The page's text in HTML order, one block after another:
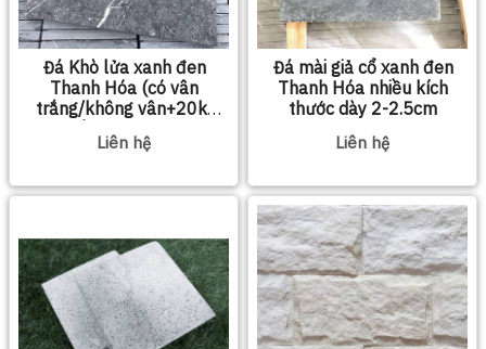
Đá Khò lửa xanh đen
Thanh Hóa (có vân
trắng/không vân+20k)
nhiều kích thước
Liên hệ
Đá mài giả cổ xanh đen
Thanh Hóa nhiều kích
thước dày 2-2.5cm
Liên hệ